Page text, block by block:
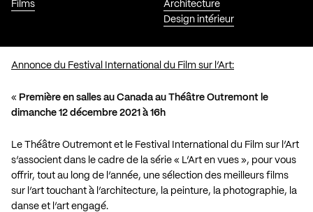
Films
Architecture
Design intérieur
Annonce du Festival International du Film sur l’Art:
« Première en salles au Canada au Théâtre Outremont le
dimanche 12 décembre 2021 à 16h
Le Théâtre Outremont et le Festival International du Film sur l’Art
s’associent dans le cadre de la série « L’Art en vues », pour vous
offrir, tout au long de l’année, une sélection des meilleurs films
sur l’art touchant à l’architecture, la peinture, la photographie, la
danse et l’art engagé.